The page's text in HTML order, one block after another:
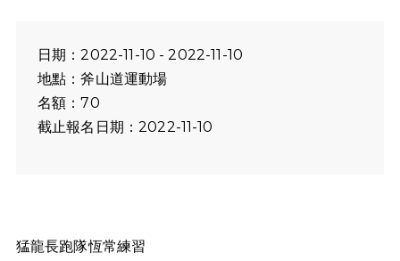
日期：2022-11-10 - 2022-11-10
地點：斧山道運動場
名額：70
截止報名日期：2022-11-10
猛龍長跑隊恆常練習